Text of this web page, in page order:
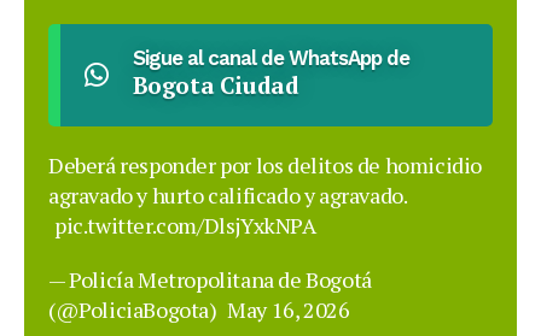
Sigue al canal de WhatsApp de
Bogota Ciudad
Deberá responder por los delitos de homicidio
agravado y hurto calificado y agravado.
pic.twitter.com/DlsjYxkNPA
— Policía Metropolitana de Bogotá
(@PoliciaBogota) May 16, 2026